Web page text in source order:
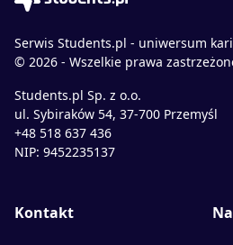
Serwis Students.pl - uniwersum
© 2026 - Wszelkie prawa
Students.pl Sp. z o.o.
ul. Sybiraków 54, 37-700 Przemyśl
+48 518 637 436
NIP: 9452235137
Kontakt